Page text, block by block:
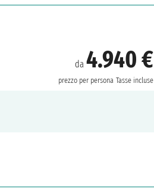
da 4.940 €
prezzo per persona Tasse incluse